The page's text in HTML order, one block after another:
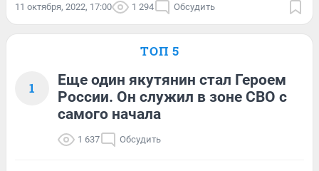
11 октября, 2022, 17:00 1 294 Обсудить
ТОП 5
1
Еще один якутянин стал Героем
России. Он служил в зоне СВО с
самого начала
1 637 Обсудить